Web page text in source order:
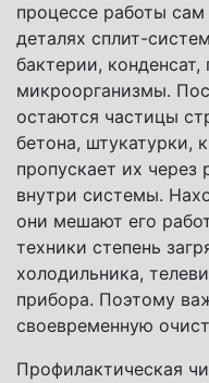
процессе работы сам
деталях сплит-
бактерии,
микроорганизмы.
остаются частицы
бетона, штукатурки,
пропускает их
внутри системы.
они мешают его
техники степень
холодильника,
прибора. Поэтому
своевременную
Профилактическая